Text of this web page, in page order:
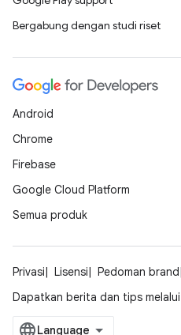
Bergabung dengan studi riset
Android
Chrome
Firebase
Google Cloud Platform
Semua produk
Privasi Lisensi Pedoman brand
Dapatkan berita dan tips melalui